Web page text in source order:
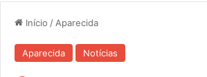
Início / Aparecida
Aparecida Notícias